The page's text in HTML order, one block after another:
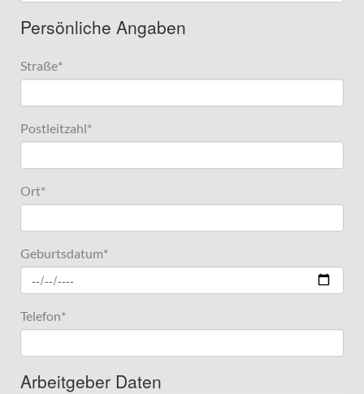
Persönliche Angaben
Straße*
Postleitzahl*
Ort*
Geburtsdatum*
Telefon*
Arbeitgeber Daten